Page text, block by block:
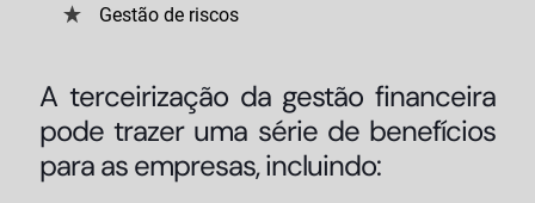
Gestão de riscos
A terceirização da gestão financeira
pode trazer uma série de benefícios
para as empresas, incluindo: